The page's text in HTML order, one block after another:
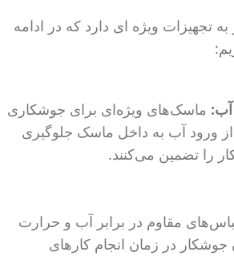
تجهیزات ویژه ای دارد که در ادامه
ماسک‌های ویژه‌ای برای جوشکاری
ورود آب به داخل ماسک جلوگیری
را تضمین می‌کنند.
مقاوم در برابر آب و حرارت
در زمان انجام کارهای